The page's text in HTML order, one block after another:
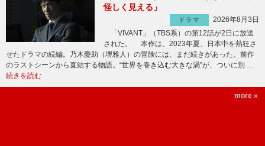
怪しく見える」
ドラマ
2026年8月3日
「VIVANT」（TBS系）の第12話が2日に放送
された。 本作は、2023年夏、日本中を熱狂さ
せたドラマの続編。乃木憂助（堺雅人）の冒険には、まだ続きがあった。前作
のラストシーンから直結する物語。“世界を巻き込む大きな渦”が、ついに別 …
続きを読む
more »